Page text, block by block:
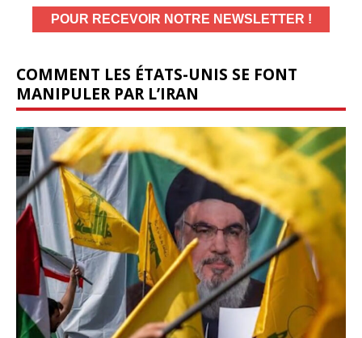
COMMENT LES ÉTATS-UNIS SE FONT
MANIPULER PAR L’IRAN